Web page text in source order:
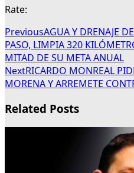
Rate:
PreviousAGUA Y DRENAJE
PASO, LIMPIA 320
MITAD DE SU META ANUAL
NextRICARDO MONREAL
MORENA Y ARREMETE
Related Posts